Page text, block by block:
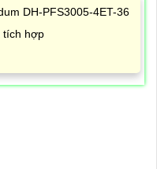
DH-PFS3005-4ET-36
tích hợp